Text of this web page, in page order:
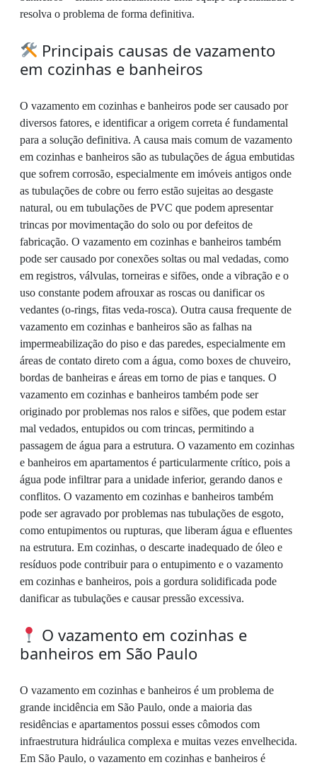
resolva o problema de forma definitiva.
Principais causas de vazamento
em cozinhas e banheiros
O vazamento em cozinhas e banheiros pode ser causado por
diversos fatores, e identificar a origem correta é fundamental
para a solução definitiva. A causa mais comum de vazamento
em cozinhas e banheiros são as tubulações de água embutidas
que sofrem corrosão, especialmente em imóveis antigos onde
as tubulações de cobre ou ferro estão sujeitas ao desgaste
natural, ou em tubulações de PVC que podem apresentar
trincas por movimentação do solo ou por defeitos de
fabricação. O vazamento em cozinhas e banheiros também
pode ser causado por conexões soltas ou mal vedadas, como
em registros, válvulas, torneiras e sifões, onde a vibração e o
uso constante podem afrouxar as roscas ou danificar os
vedantes (o-rings, fitas veda-rosca). Outra causa frequente de
vazamento em cozinhas e banheiros são as falhas na
impermeabilização do piso e das paredes, especialmente em
áreas de contato direto com a água, como boxes de chuveiro,
bordas de banheiras e áreas em torno de pias e tanques. O
vazamento em cozinhas e banheiros também pode ser
originado por problemas nos ralos e sifões, que podem estar
mal vedados, entupidos ou com trincas, permitindo a
passagem de água para a estrutura. O vazamento em cozinhas
e banheiros em apartamentos é particularmente crítico, pois a
água pode infiltrar para a unidade inferior, gerando danos e
conflitos. O vazamento em cozinhas e banheiros também
pode ser agravado por problemas nas tubulações de esgoto,
como entupimentos ou rupturas, que liberam água e efluentes
na estrutura. Em cozinhas, o descarte inadequado de óleo e
resíduos pode contribuir para o entupimento e o vazamento
em cozinhas e banheiros, pois a gordura solidificada pode
danificar as tubulações e causar pressão excessiva.
O vazamento em cozinhas e
banheiros em São Paulo
O vazamento em cozinhas e banheiros é um problema de
grande incidência em São Paulo, onde a maioria das
residências e apartamentos possui esses cômodos com
infraestrutura hidráulica complexa e muitas vezes envelhecida.
Em São Paulo, o vazamento em cozinhas e banheiros é